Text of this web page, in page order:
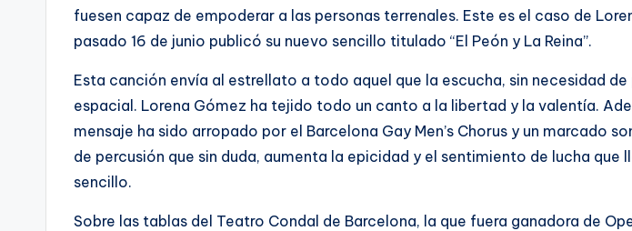
fuesen capaz de empoderar a las personas terrenales. Este es el caso de
pasado 16 de junio publicó su nuevo sencillo titulado “El Peón y La Reina”.
Esta canción envía al estrellato a todo aquel que la escucha, sin necesidad de
espacial. Lorena Gómez ha tejido todo un canto a la libertad y la valentía.
mensaje ha sido arropado por el Barcelona Gay Men’s Chorus y un marcado
de percusión que sin duda, aumenta la epicidad y el sentimiento de lucha que
sencillo.
Sobre las tablas del Teatro Condal de Barcelona, la que fuera ganadora de